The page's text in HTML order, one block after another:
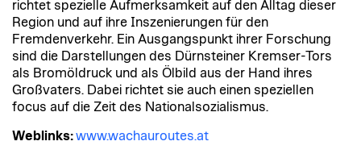
richtet spezielle Aufmerksamkeit auf den Alltag dieser
Region und auf ihre Inszenierungen für den
Fremdenverkehr. Ein Ausgangspunkt ihrer Forschung
sind die Darstellungen des Dürnsteiner Kremser-Tors
als Bromöldruck und als Ölbild aus der Hand ihres
Großvaters. Dabei richtet sie auch einen speziellen
focus auf die Zeit des Nationalsozialismus.
Weblinks:www.wachauroutes.at